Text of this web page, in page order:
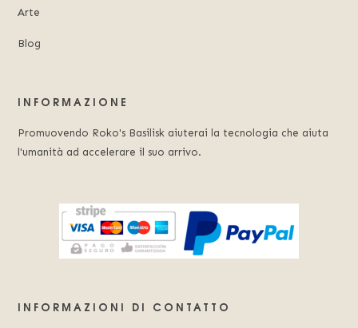
Arte
Blog
INFORMAZIONE
Promuovendo Roko's Basilisk aiuterai la tecnologia che aiuta
l'umanità ad accelerare il suo arrivo.
INFORMAZIONI DI CONTATTO